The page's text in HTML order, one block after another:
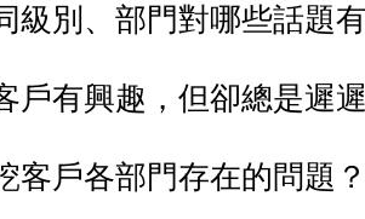
級別、部門對哪些話題
戶有興趣，但卻總是遲
客戶各部門存在的問題